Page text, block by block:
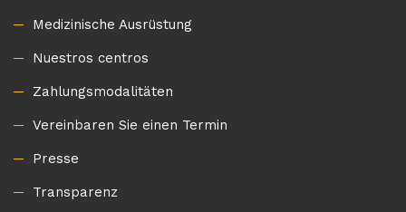
Medizinische Ausrüstung
Nuestros centros
Zahlungsmodalitäten
Vereinbaren Sie einen Termin
Presse
Transparenz